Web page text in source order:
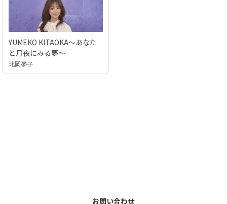
YUMEKO KITAOKA〜あなた
と月夜にみる夢〜
北岡夢子
お問い合わせ